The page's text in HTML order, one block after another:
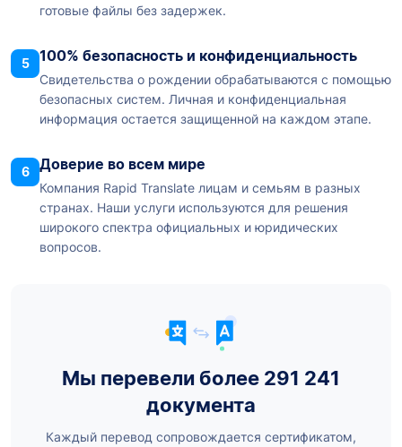
готовые файлы без задержек.
5 100% безопасность и конфиденциальность
Свидетельства о рождении обрабатываются с помощью
безопасных систем. Личная и конфиденциальная
информация остается защищенной на каждом этапе.
6 Доверие во всем мире
Компания Rapid Translate лицам и семьям в разных
странах. Наши услуги используются для решения
широкого спектра официальных и юридических
вопросов.
Мы перевели более 291 241
документа
Каждый перевод сопровождается сертификатом,